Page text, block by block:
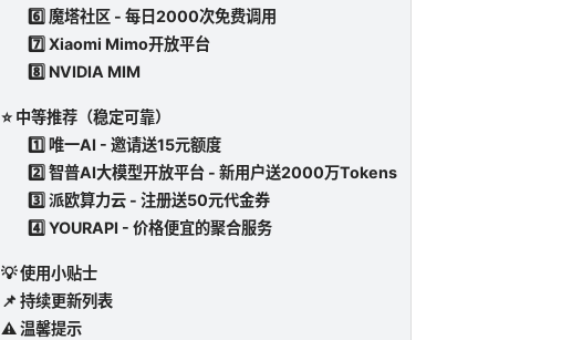
6️⃣ 魔塔社区 - 每日2000次免费调用
7️⃣ Xiaomi Mimo开放平台
8️⃣ NVIDIA MIM
⭐ 中等推荐（稳定可靠）
1️⃣ 唯一AI - 邀请送15元额度
2️⃣ 智普AI大模型开放平台 - 新用户送2000万Tokens
3️⃣ 派欧算力云 - 注册送50元代金券
4️⃣ YOURAPI - 价格便宜的聚合服务
💡 使用小贴士
📌 持续更新列表
⚠️ 温馨提示